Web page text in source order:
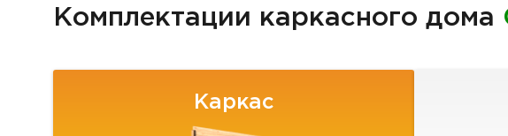
Комплектации каркасного дома
Каркас